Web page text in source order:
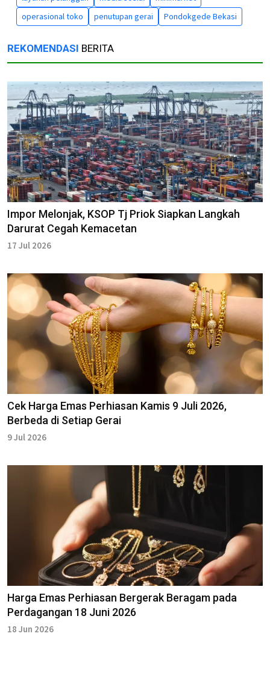
operasional toko
penutupan gerai Pondokgede Bekasi
REKOMENDASI BERITA
Impor Melonjak, KSOP Tj Priok Siapkan Langkah
Darurat Cegah Kemacetan
17 Jul 2026
Cek Harga Emas Perhiasan Kamis 9 Juli 2026,
Berbeda di Setiap Gerai
9 Jul 2026
Harga Emas Perhiasan Bergerak Beragam pada
Perdagangan 18 Juni 2026
18 Jun 2026